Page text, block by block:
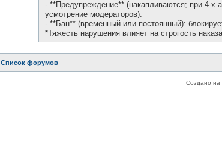
- **Предупреждение** (накапливаются; при 4-
усмотрение модераторов).
- **Бан** (временный или постоянный):
*Тяжесть нарушения влияет на строгость
Список форумов
Создано на